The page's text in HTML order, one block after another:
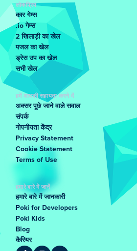
लोकप्रिय
कार गेम्स
.io गेम्स
2 खिलाड़ी का खेल
पजल का खेल
ड्रेस उप का खेल
सभी खेल
हमें आपकी सहायता करने दें
अक्सर पूछे जाने वाले सवाल
संपर्क
गोपनीयता केंद्र
Privacy Statement
Cookie Statement
Terms of Use
हमारे बारे में जानें
हमारे बारे में जानकारी
Poki for Developers
Poki Kids
Blog
कैरियर